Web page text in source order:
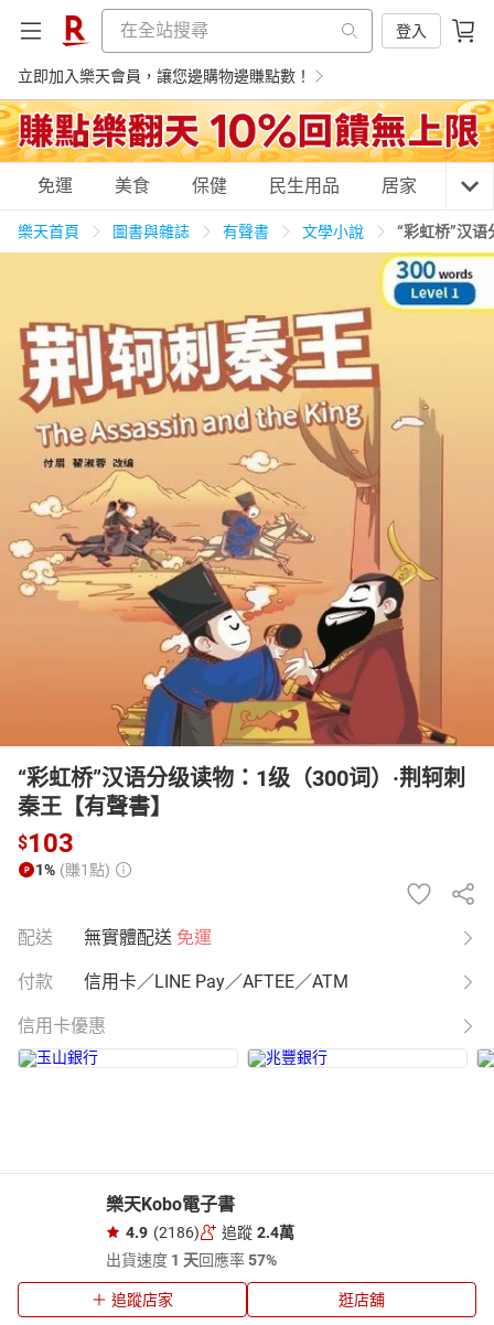
登入
立即加入樂天會員，讓您邊購物邊賺點數！
購物網分類
民生用品
居家生活 3C家電 運動休閒
男裝
日本購物 電子/紙本書
免運 美食 保健 民生用品 居家 3C
樂天首頁 圖書與雜誌 有聲書 文學小說 “彩虹桥”汉
“彩虹桥”汉语分级读物：1级（300词）·荆轲刺
秦王【有聲書】
$103
1% (賺1點)
配送 無實體配送 免運
付款 信用卡／LINE Pay／AFTEE／ATM
信用卡優惠
樂天Kobo電子書
4.9 (2186) 追蹤 2.4萬
出貨速度 1 天回應率57%
追蹤店家 逛店舖